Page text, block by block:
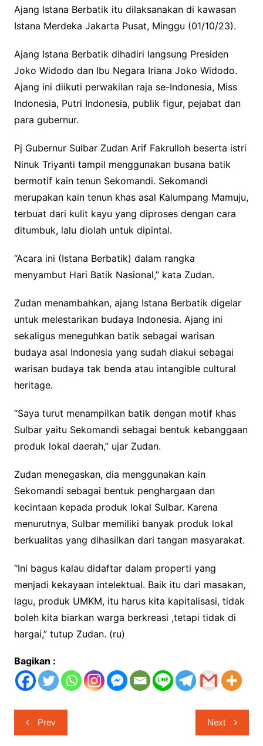
Ajang Istana Berbatik itu dilaksanakan di kawasan
Istana Merdeka Jakarta Pusat, Minggu (01/10/23).
Ajang Istana Berbatik dihadiri langsung Presiden
Joko Widodo dan Ibu Negara Iriana Joko Widodo.
Ajang ini diikuti perwakilan raja se-Indonesia, Miss
Indonesia, Putri Indonesia, publik figur, pejabat dan
para gubernur.
Pj Gubernur Sulbar Zudan Arif Fakrulloh beserta istri
Ninuk Triyanti tampil menggunakan busana batik
bermotif kain tenun Sekomandi. Sekomandi
merupakan kain tenun khas asal Kalumpang Mamuju,
terbuat dari kulit kayu yang diproses dengan cara
ditumbuk, lalu diolah untuk dipintal.
“Acara ini (Istana Berbatik) dalam rangka
menyambut Hari Batik Nasional,” kata Zudan.
Zudan menambahkan, ajang Istana Berbatik digelar
untuk melestarikan budaya Indonesia. Ajang ini
sekaligus meneguhkan batik sebagai warisan
budaya asal Indonesia yang sudah diakui sebagai
warisan budaya tak benda atau intangible cultural
heritage.
“Saya turut menampilkan batik dengan motif khas
Sulbar yaitu Sekomandi sebagai bentuk kebanggaan
produk lokal daerah,” ujar Zudan.
Zudan menegaskan, dia menggunakan kain
Sekomandi sebagai bentuk penghargaan dan
kecintaan kepada produk lokal Sulbar. Karena
menurutnya, Sulbar memiliki banyak produk lokal
berkualitas yang dihasilkan dari tangan masyarakat.
“Ini bagus kalau didaftar dalam properti yang
menjadi kekayaan intelektual. Baik itu dari masakan,
lagu, produk UMKM, itu harus kita kapitalisasi, tidak
boleh kita biarkan warga berkreasi ,tetapi tidak di
hargai,” tutup Zudan. (ru)
Bagikan :
Navigasi
pos
Prev Next